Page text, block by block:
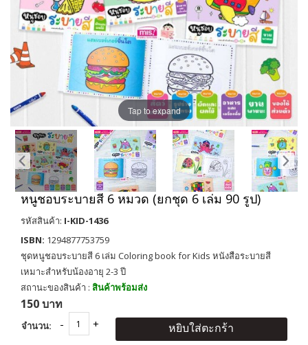
Tap to expand
หนูชอบระบายสี 6 หมวด (ยกชุด 6 เล่ม 90 รูป)
รหัสสินค้า: I-KID-1436
ISBN: 1294877753759
ชุดหนูชอบระบายสี 6 เล่ม Coloring book for Kids หนังสือระบายสี
เหมาะสำหรับน้องอายุ 2-3 ปี
สถานะของสินค้า : สินค้าพร้อมส่ง
150 บาท
จำนวน: หยิบใส่ตะกร้า